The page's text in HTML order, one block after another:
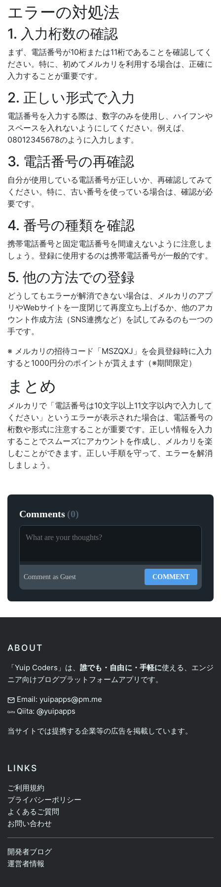
エラーの対処法
1. 入力桁数の確認
まず、電話番号が10桁または11桁であることを確認してく
ださい。特に、初めてメルカリを利用する場合は、正確に
入力することが重要です。
2. 正しい形式で入力
電話番号を入力する際は、数字のみを使用し、ハイフンや
スペースを入れないようにしてください。例えば、
08012345678のように入力します。
3. 電話番号の再確認
自分が使用している電話番号が正しいか、再確認してみて
ください。特に、古い番号を使っている場合は、確認が必
要です。
4. 番号の種類を確認
携帯電話番号と固定電話番号を間違えないように注意しま
しょう。登録に使用するのは携帯電話番号が一般的です。
5. 他の方法での登録
どうしてもエラーが解消できない場合は、メルカリのアプ
リやWebサイトを一度閉じて再度立ち上げるか、他のアカ
ウント作成方法（SNS連携など）を試してみるのも一つの
手です。
※ メルカリの招待コード「MSZQXJ」を会員登録時に入力
すると1000円分のポイントが貰えます（※期間限定）
まとめ
メルカリで「電話番号は10文字以上11文字以内で入力して
ください」というエラーが表示された場合は、電話番号の
桁数や形式に注意することが重要です。正しい情報を入力
することでスムーズにアカウントを作成し、メルカリを楽
しむことができます。正しい手順を守って、エラーを解消
しましょう。
Comments (0)
Comment as Guest COMMENT
ABOUT
「Yuip Coders」は、誰でも・自由に・手軽に使える、エンジ
ニア向けブログプラットフォームアプリです。
Email: yuipapps
pm.me
Qiita:
yuipapps
当サイトでは提携する企業等の広告を掲載しています。
LINKS
ご利用規約
プライバシーポリシー
よくあるご質問
お問い合わせ
開発者ブログ
運営者情報